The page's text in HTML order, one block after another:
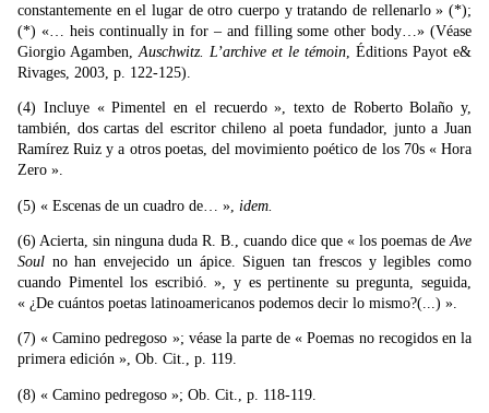
constantemente en el lugar de otro cuerpo y tratando de rellenarlo » (*);
(*) «… heis continually in for – and filling some other body…» (Véase
Giorgio Agamben,Auschwitz. L’archive et le témoin, Éditions Payot e&
Rivages, 2003, p. 122-125).
(4) Incluye « Pimentel en el recuerdo », texto de Roberto Bolaño y,
también, dos cartas del escritor chileno al poeta fundador, junto a Juan
Ramírez Ruiz y a otros poetas, del movimiento poético de los 70s « Hora
Zero ».
(5) « Escenas de un cuadro de… », idem.
(6) Acierta, sin ninguna duda R. B., cuando dice que « los poemas deAve
Soul no han envejecido un ápice. Siguen tan frescos y legibles como
cuando Pimentel los escribió. », y es pertinente su pregunta, seguida,
« ¿De cuántos poetas latinoamericanos podemos decir lo mismo?(...) ».
(7) « Camino pedregoso »; véase la parte de « Poemas no recogidos en la
primera edición », Ob. Cit., p. 119.
(8) « Camino pedregoso »; Ob. Cit., p. 118-119.